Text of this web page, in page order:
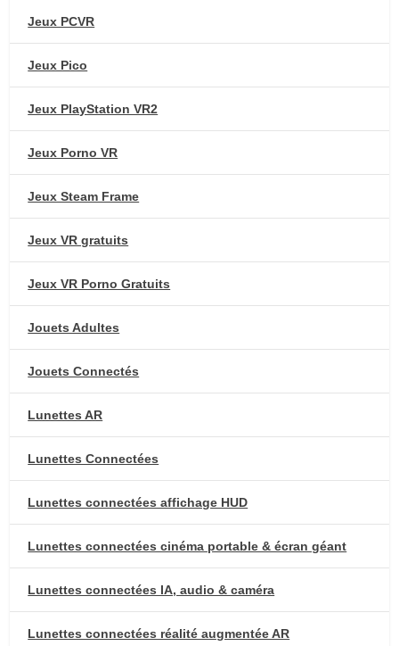
Jeux PCVR
Jeux Pico
Jeux PlayStation VR2
Jeux Porno VR
Jeux Steam Frame
Jeux VR gratuits
Jeux VR Porno Gratuits
Jouets Adultes
Jouets Connectés
Lunettes AR
Lunettes Connectées
Lunettes connectées affichage HUD
Lunettes connectées cinéma portable & écran géant
Lunettes connectées IA, audio & caméra
Lunettes connectées réalité augmentée AR